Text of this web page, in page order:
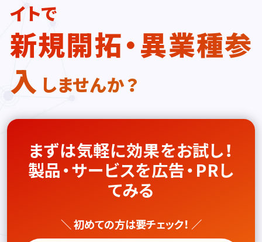
イトで
新規開拓・異業種参
入 しませんか？
まずは気軽に効果をお試し！
製品・サービスを広告・PRし
てみる
＼ 初めての方は要チェック！ ／